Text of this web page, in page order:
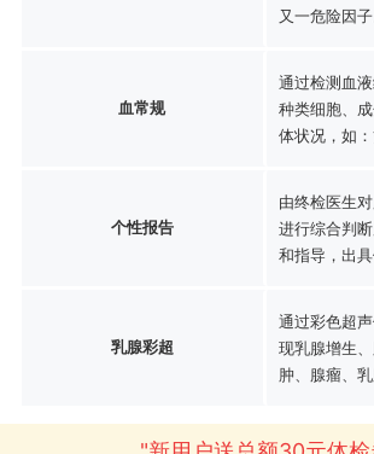
又一危险因子
血常规
通过检测血
种类细胞、
体状况，如：
个性报告
由终检医生
进行综合判
和指导，出具
乳腺彩超
通过彩色超
现乳腺增生
肿、腺瘤、乳